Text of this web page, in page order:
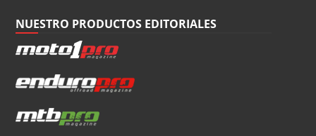
NUESTRO PRODUCTOS EDITORIALES